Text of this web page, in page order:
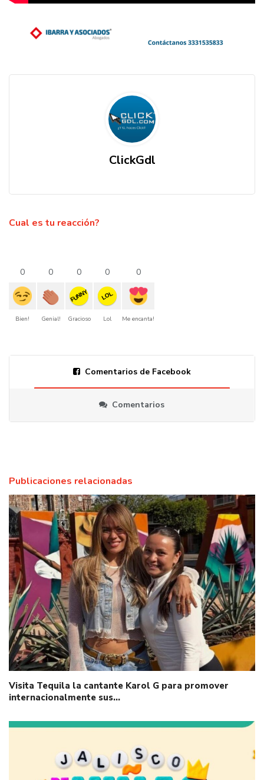
ClickGdl
Cual es tu reacción?
0
Bien!
0
Genial!
0
FUNNY
Gracioso
0
LOL
Lol
0
Me encanta!
Comentarios de Facebook
Comentarios
Publicaciones relacionadas
Visita Tequila la cantante Karol G para promover
internacionalmente sus…